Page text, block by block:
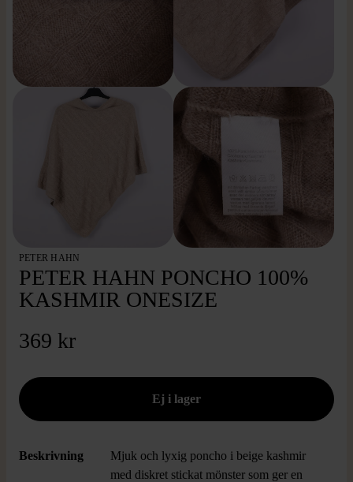
PETER HAHN
PETER HAHN PONCHO 100%
KASHMIR ONESIZE
369 kr
Beskrivning
Mjuk och lyxig poncho i beige kashmir
med diskret stickat mönster som ger en